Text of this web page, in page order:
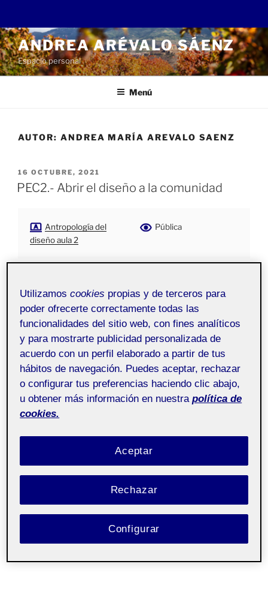
Saltar
al
contenido
ANDREA ARÉVALO SÁENZ
Espacio personal
Menú
AUTOR: ANDREA MARÍA AREVALO SAENZ
PUBLICADO
EL
16 OCTUBRE, 2021
PEC2.- Abrir el diseño a la comunidad
Antropología del
diseño aula 2
Pública
Elijo mi comunidad
Utilizamoscookies propias y de terceros para
poder ofrecerte correctamente todas las
funcionalidades del sitio web, con fines analíticos
y para mostrarte publicidad personalizada de
acuerdo con un perfil elaborado a partir de tus
hábitos de navegación. Puedes aceptar, rechazar
o configurar tus preferencias haciendo clic abajo,
u obtener más información en nuestra política de
cookies.
Rechazar
Aceptar
Configurar